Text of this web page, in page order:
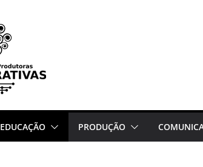
EDUCAÇÃO PRODUÇÃO